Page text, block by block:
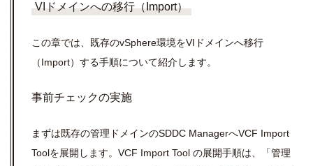
VIドメインへの移行（Import）
この章では、既存のvSphere環境をVIドメインへ移行
（Import）する手順について紹介します。
事前チェックの実施
まずは既存の管理ドメインのSDDC ManagerへVCF Import
Toolを展開します。VCF Import Tool の展開手順は、「管理